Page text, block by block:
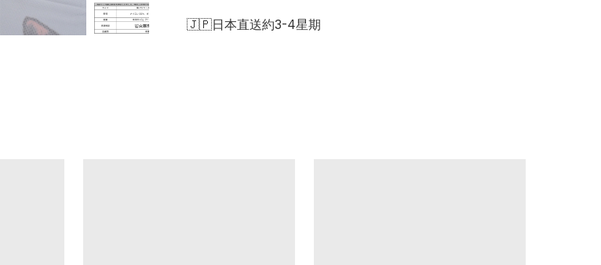
🇯🇵日本直送約3-4星期